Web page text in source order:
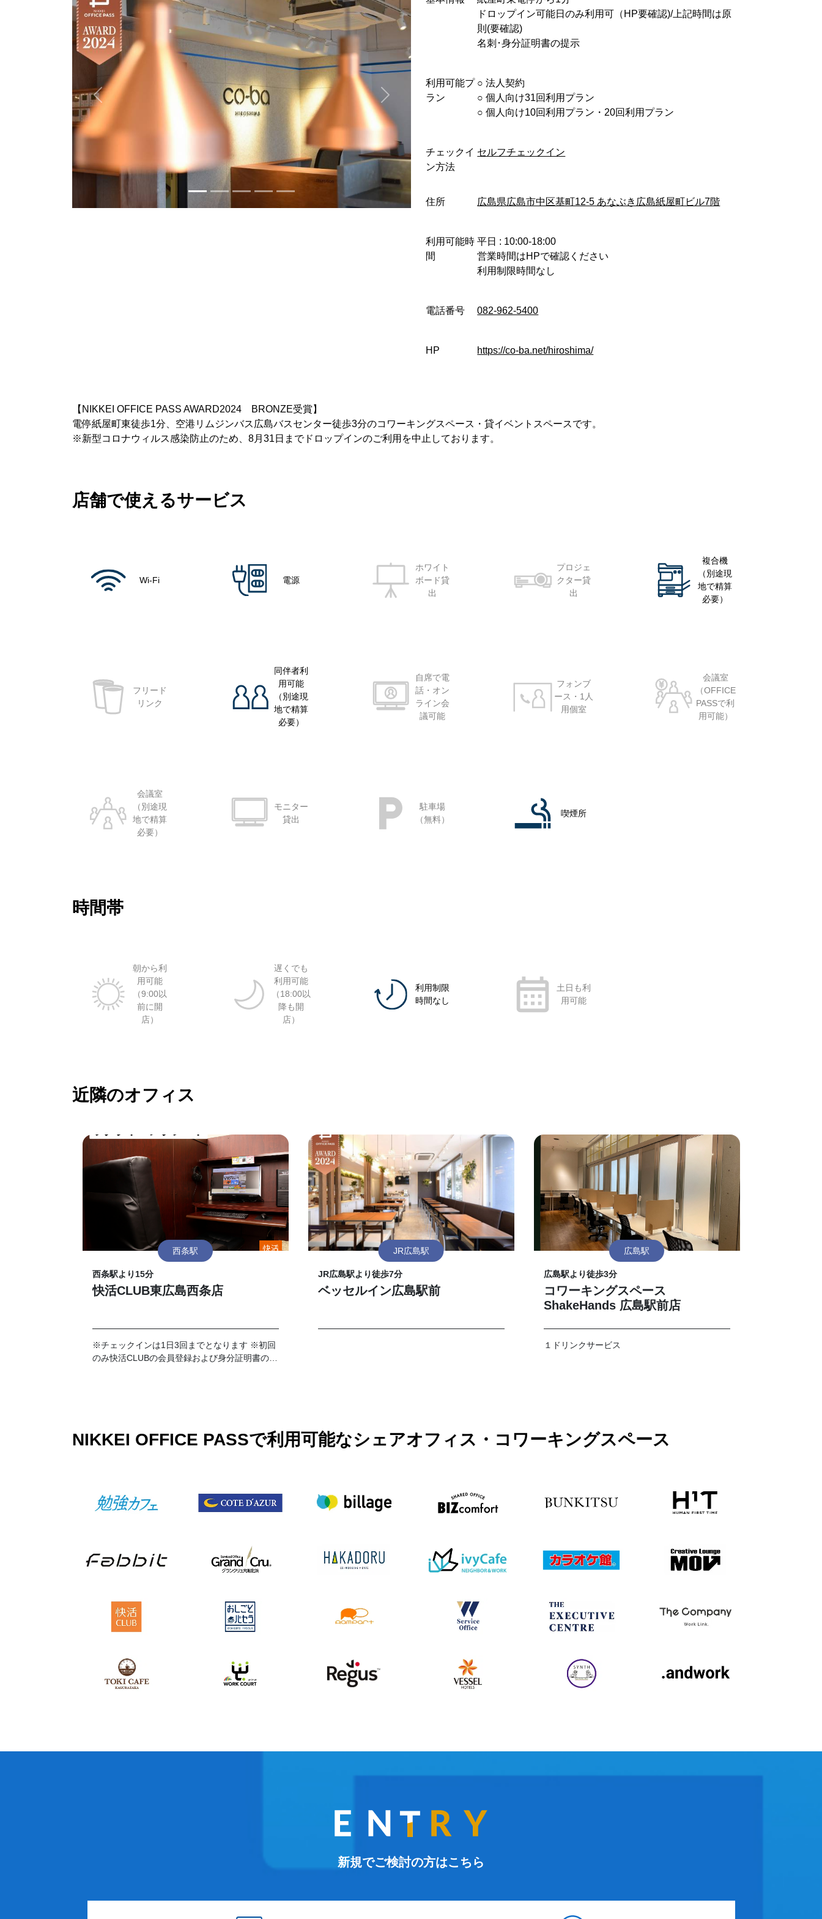
ドロップイン可能日のみ利用可（HP要確認)/上記時間は原
則(要確認)
名刺･身分証明書の提示
利用可能プ
ラン
○︎ 法人契約
○︎ 個人向け31回利用プラン
○︎ 個人向け10回利用プラン・20回利用プラン
チェックイ
ン方法
セルフチェックイン
住所 広島県広島市中区基町12-5 あなぶき広島紙屋町ビル7階
利用可能時
間
平日 : 10:00-18:00
営業時間はHPで確認ください
利用制限時間なし
電話番号 082-962-5400
HP https://co-ba.net/hiroshima/
【NIKKEI OFFICE PASS AWARD2024 BRONZE受賞】
電停紙屋町東徒歩1分、空港リムジンバス広島バスセンター徒歩3分のコワーキングスペース・貸イベントスペースです。
※新型コロナウィルス感染防止のため、8月31日までドロップインのご利用を中止しております。
店舗で使えるサービス
Wi-Fi 電源
ホワイト
ボード貸
出
プロジェ
クター貸
出
複合機
（別途現
地で精算
必要）
フリード
リンク
同伴者利
用可能
（別途現
地で精算
必要）
自席で電
話・オン
ライン会
議可能
フォンブ
ース・1人
用個室
会議室
（OFFICE
PASSで利
用可能）
会議室
（別途現
地で精算
必要）
モニター
貸出
駐車場
（無料）
喫煙所
時間帯
朝から利
用可能
（9:00以
前に開
店）
遅くでも
利用可能
（18:00以
降も開
店）
利用制限
時間なし
土日も利
用可能
近隣のオフィス
西条駅
西条駅より15分
快活CLUB東広島西条店
※チェックインは1日3回までとなります ※初回
のみ快活CLUBの会員登録および身分証明書の提
JR広島駅
JR広島駅より徒歩7分
ベッセルイン広島駅前
広島駅
広島駅より徒歩3分
コワーキングスペース
ShakeHands 広島駅前店
１ドリンクサービス
NIKKEI OFFICE PASSで利用可能なシェアオフィス・コワーキングスペース
新規でご検討の方はこちら